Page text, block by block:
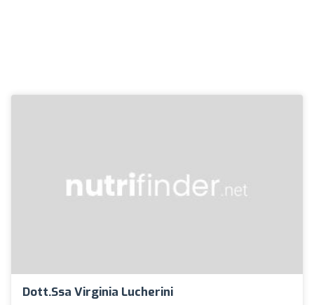
Dott.ssa Virginia Lucherini